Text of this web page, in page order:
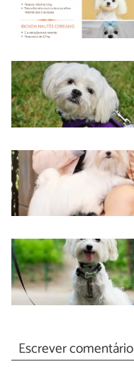
Escrever comentário